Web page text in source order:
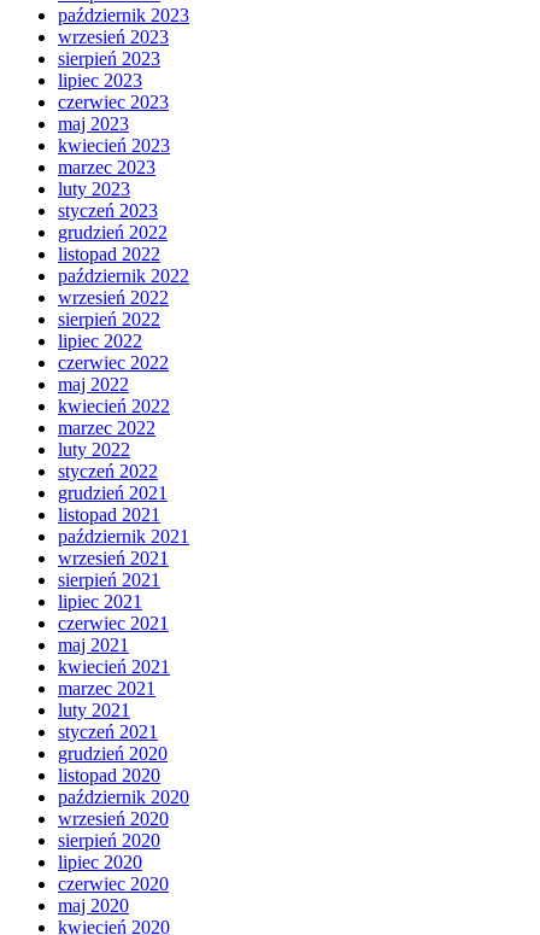
październik 2023
wrzesień 2023
sierpień 2023
lipiec 2023
czerwiec 2023
maj 2023
kwiecień 2023
marzec 2023
luty 2023
styczeń 2023
grudzień 2022
listopad 2022
październik 2022
wrzesień 2022
sierpień 2022
lipiec 2022
czerwiec 2022
maj 2022
kwiecień 2022
marzec 2022
luty 2022
styczeń 2022
grudzień 2021
listopad 2021
październik 2021
wrzesień 2021
sierpień 2021
lipiec 2021
czerwiec 2021
maj 2021
kwiecień 2021
marzec 2021
luty 2021
styczeń 2021
grudzień 2020
listopad 2020
październik 2020
wrzesień 2020
sierpień 2020
lipiec 2020
czerwiec 2020
maj 2020
kwiecień 2020